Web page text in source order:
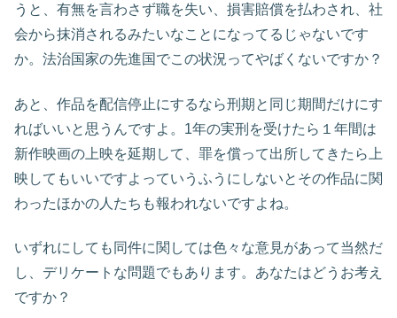
うと、有無を言わさず職を失い、損害賠償を払わされ、社
会から抹消されるみたいなことになってるじゃないです
か。法治国家の先進国でこの状況ってやばくないですか？
あと、作品を配信停止にするなら刑期と同じ期間だけにす
ればいいと思うんですよ。1年の実刑を受けたら１年間は
新作映画の上映を延期して、罪を償って出所してきたら上
映してもいいですよっていうふうにしないとその作品に関
わったほかの人たちも報われないですよね。
いずれにしても同件に関しては色々な意見があって当然だ
し、デリケートな問題でもあります。あなたはどうお考え
ですか？